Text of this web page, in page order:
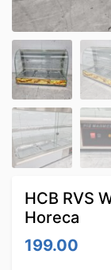
HCB RVS
Horeca
199.00